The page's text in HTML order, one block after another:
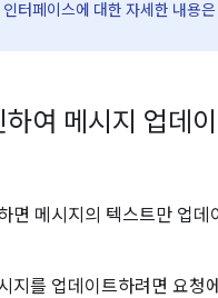
터페이스에 대한 자세한 내용은
여 메시지 업데
면 메시지의 텍스트만 업데
지를 업데이트하려면 요청